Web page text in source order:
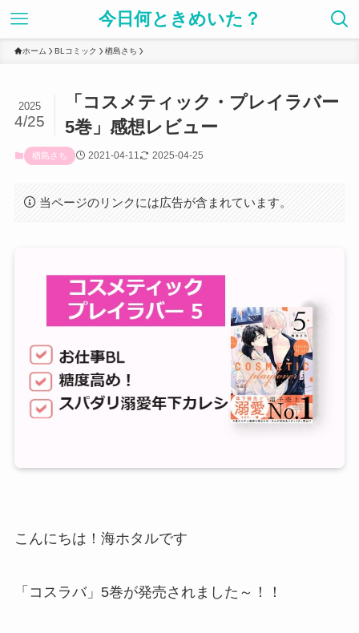
今日何ときめいた？
ホーム BLコミック 楢島さち
「コスメティック・プレイラバー
5巻」感想レビュー
2025
4/25
楢島さち 2021-04-11 2025-04-25
当ページのリンクには広告が含まれています。
こんにちは！海ホタルです
「コスラバ」5巻が発売されました～！！